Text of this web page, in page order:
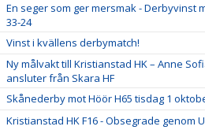
En seger som ger mersmak - Derbyvinst
33-24
Vinst i kvällens derbymatch!
Ny målvakt till Kristianstad HK – Anne
ansluter från Skara HF
Skånederby mot Höör H65 tisdag 1
Kristianstad HK F16 - Obsegrade genom